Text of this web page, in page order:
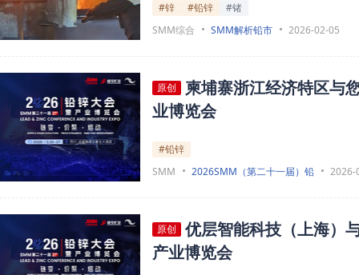
#锌 #铅锌
#锗
SMM综合
SMM解析铅市 2026-02-05
原创
柬埔寨浙江经济特区与
业博览会
#铅锌
SMM
2026SMM（第二十一届）铅 2026-
原创
优层智能科技（上海）
产业博览会